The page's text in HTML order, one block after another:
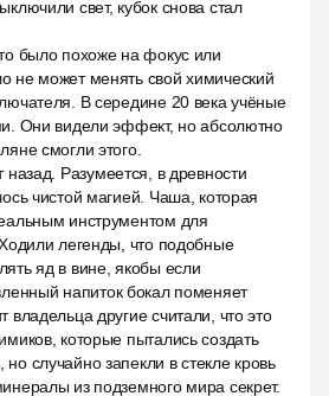
свет, кубок снова стал
было похоже на фокус или
не может менять свой химический
В середине 20 века учёные
Они видели эффект, но абсолютно
смогли этого.
назад. Разумеется, в древности
чистой магией. Чаша, которая
инструментом для
Ходили легенды, что подобные
яд в вине, якобы если
напиток бокал поменяет
владельца другие считали, что это
которые пытались создать
случайно запекли в стекле кровь
из подземного мира секрет.